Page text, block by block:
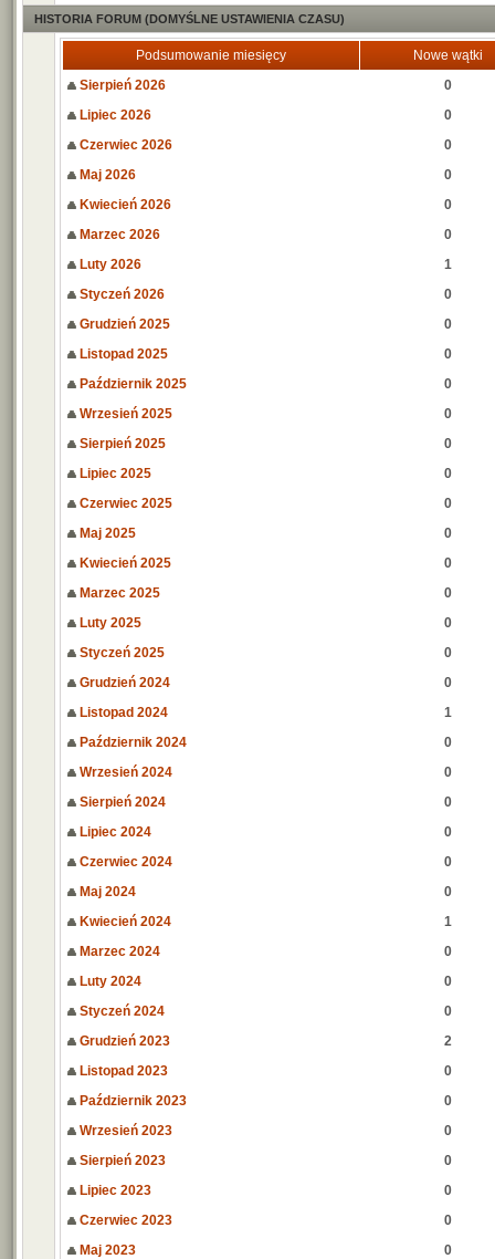
HISTORIA FORUM (DOMYŚLNE USTAWIENIA CZASU)
Podsumowanie miesięcy
Nowe wątki
Sierpień 2026
0
Lipiec 2026
0
Czerwiec 2026
0
Maj 2026
0
Kwiecień 2026
0
Marzec 2026
0
Luty 2026
1
Styczeń 2026
0
Grudzień 2025
0
Listopad 2025
0
Październik 2025
0
Wrzesień 2025
0
Sierpień 2025
0
Lipiec 2025
0
Czerwiec 2025
0
Maj 2025
0
Kwiecień 2025
0
Marzec 2025
0
Luty 2025
0
Styczeń 2025
0
Grudzień 2024
0
Listopad 2024
1
Październik 2024
0
Wrzesień 2024
0
Sierpień 2024
0
Lipiec 2024
0
Czerwiec 2024
0
Maj 2024
0
Kwiecień 2024
1
Marzec 2024
0
Luty 2024
0
Styczeń 2024
0
Grudzień 2023
2
Listopad 2023
0
Październik 2023
0
Wrzesień 2023
0
Sierpień 2023
0
Lipiec 2023
0
Czerwiec 2023
0
Maj 2023
0